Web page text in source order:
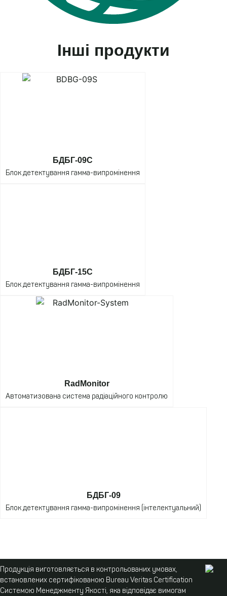
Інші продукти
БДБГ-09С
Блок детектування гамма-випромінення
БДБГ-15С
Блок детектування гамма-випромінення
RadMonitor
Автоматизована система радіаційного контролю
БДБГ-09
Блок детектування гамма-випромінення (інтелектуальний)
Продукція виготовляється в контрольованих умовах,
встановлених сертифікованою Bureau Veritas Certification
Системою Менеджменту Якості, яка відповідає вимогам